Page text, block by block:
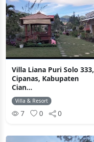
Villa Liana Puri Solo 333,
Cipanas, Kabupaten
Cian...
Villa & Resort
7 0 0